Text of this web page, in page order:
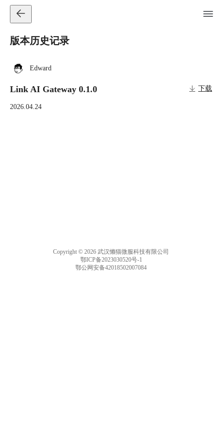
版本历史记录
Edward
Link AI Gateway 0.1.0 下载
2026.04.24
Copyright © 2026 武汉懒猫微服科技有限公司
鄂ICP备2023030520号-1
鄂公网安备42018502007084